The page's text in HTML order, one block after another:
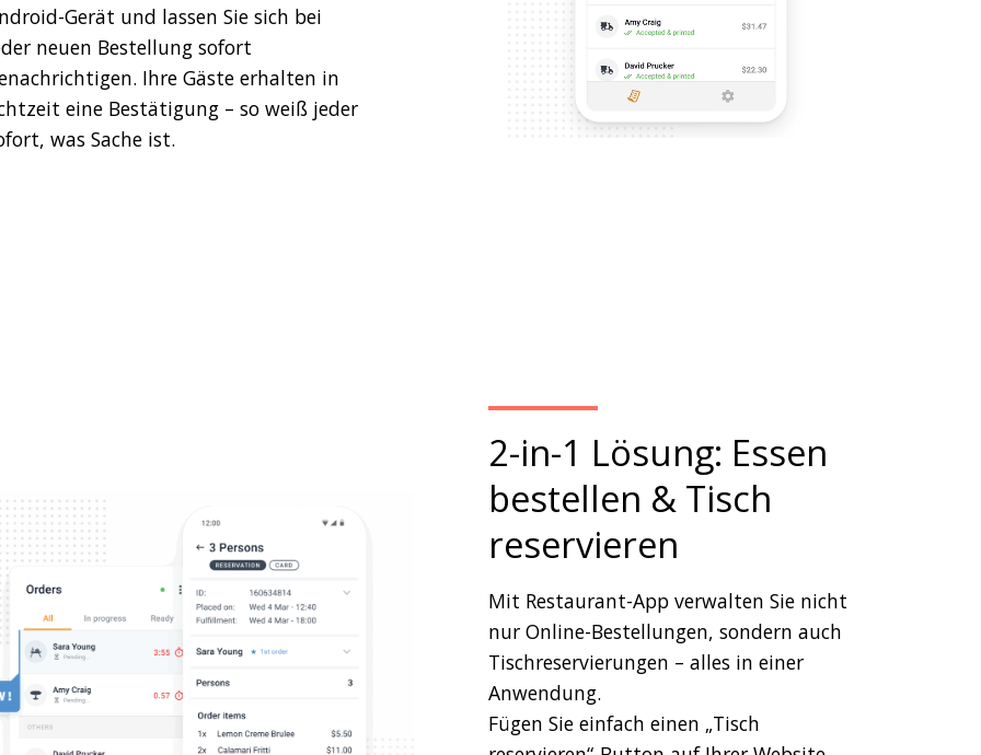
Gerät und lassen Sie sich bei
neuen Bestellung sofort
Ihre Gäste erhalten in
eine Bestätigung – so weiß jeder
was Sache ist.
2-in-1 Lösung: Essen
bestellen & Tisch
reservieren
Mit Restaurant-App verwalten Sie nicht
nur Online-Bestellungen, sondern auch
Tischreservierungen – alles in einer
Anwendung.
Fügen Sie einfach einen „Tisch